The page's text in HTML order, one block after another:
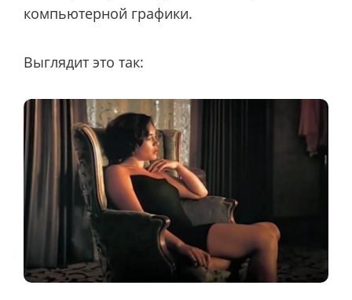
компьютерной графики.
Выглядит это так: